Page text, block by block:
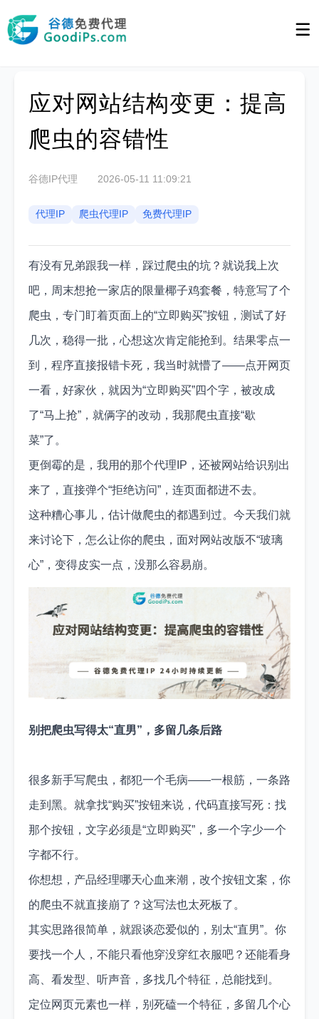
应对网站结构变更：提高
爬虫的容错性
谷德IP代理 2026-05-11 11:09:21
代理IP 爬虫代理IP 免费代理IP
有没有兄弟跟我一样，踩过爬虫的坑？就说我上次
吧，周末想抢一家店的限量椰子鸡套餐，特意写了个
爬虫，专门盯着页面上的“立即购买”按钮，测试了好
几次，稳得一批，心想这次肯定能抢到。结果零点一
到，程序直接报错卡死，我当时就懵了——点开网页
一看，好家伙，就因为“立即购买”四个字，被改成
了“马上抢”，就俩字的改动，我那爬虫直接“歇
菜”了。
更倒霉的是，我用的那个代理IP，还被网站给识别出
来了，直接弹个“拒绝访问”，连页面都进不去。
这种糟心事儿，估计做爬虫的都遇到过。今天我们就
来讨论下，怎么让你的爬虫，面对网站改版不“玻璃
心”，变得皮实一点，没那么容易崩。
别把爬虫写得太“直男”，多留几条后路
很多新手写爬虫，都犯一个毛病——一根筋，一条路
走到黑。就拿找“购买”按钮来说，代码直接写死：找
那个按钮，文字必须是“立即购买”，多一个字少一个
字都不行。
你想想，产品经理哪天心血来潮，改个按钮文案，你
的爬虫不就直接崩了？这写法也太死板了。
其实思路很简单，就跟谈恋爱似的，别太“直男”。你
要找一个人，不能只看他穿没穿红衣服吧？还能看身
高、看发型、听声音，多找几个特征，总能找到。
定位网页元素也一样，别死磕一个特征，多留几个心